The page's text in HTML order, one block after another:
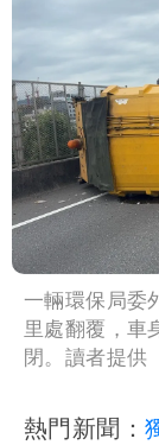
一輛環保局委
里處翻覆，車
閉。讀者提供
熱門新聞：